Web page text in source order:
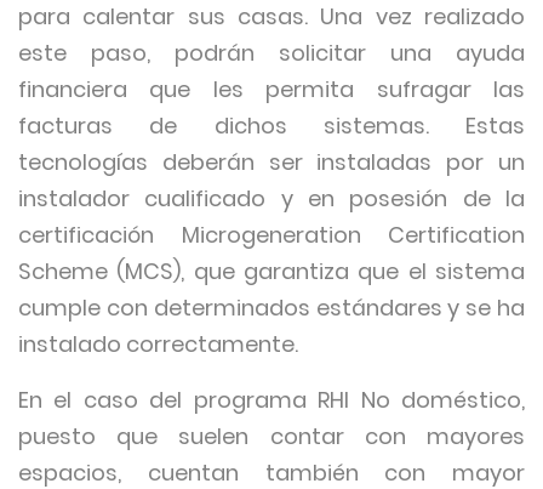
para calentar sus casas. Una vez realizado
este paso, podrán solicitar una ayuda
financiera que les permita sufragar las
facturas de dichos sistemas. Estas
tecnologías deberán ser instaladas por un
instalador cualificado y en posesión de la
certificación Microgeneration Certification
Scheme (MCS), que garantiza que el sistema
cumple con determinados estándares y se ha
instalado correctamente.
En el caso del programa RHI No doméstico,
puesto que suelen contar con mayores
espacios, cuentan también con mayor